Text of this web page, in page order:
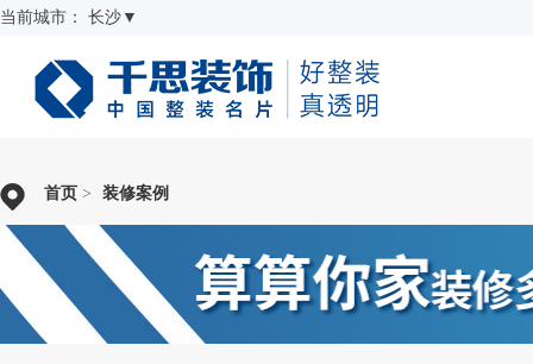
当前城市： 长沙 ▼
首页 > 装修案例